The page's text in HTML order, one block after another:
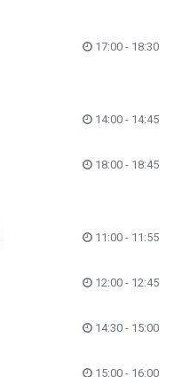
17:00 - 18:30
14:00 - 14:45
18:00 - 18:45
11:00 - 11:55
12:00 - 12:45
14:30 - 15:00
15:00 - 16:00